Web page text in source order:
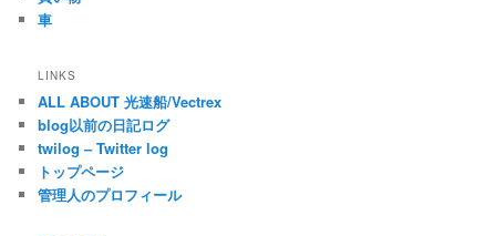
車
LINKS
ALL ABOUT 光速船/Vectrex
blog以前の日記ログ
twilog – Twitter log
トップページ
管理人のプロフィール